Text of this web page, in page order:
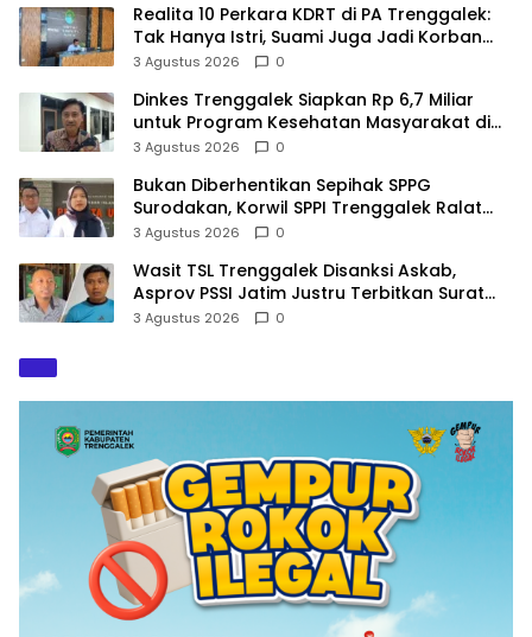
Realita 10 Perkara KDRT di PA Trenggalek:
Tak Hanya Istri, Suami Juga Jadi Korban
Kekerasan
3 Agustus 2026 0
Dinkes Trenggalek Siapkan Rp 6,7 Miliar
untuk Program Kesehatan Masyarakat di
2027
3 Agustus 2026 0
Bukan Diberhentikan Sepihak SPPG
Surodakan, Korwil SPPI Trenggalek Ralat
Pernyataan Soal Permata Umat Tolak MBG
3 Agustus 2026 0
Wasit TSL Trenggalek Disanksi Askab,
Asprov PSSI Jatim Justru Terbitkan Surat
Tugas di Hari yang Sama
3 Agustus 2026 0